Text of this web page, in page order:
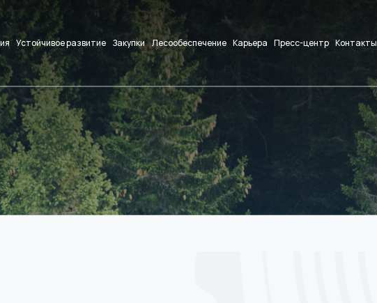
Устойчивое развитие Закупки Лесообеспечение Карьера Пресс-центр Контакты